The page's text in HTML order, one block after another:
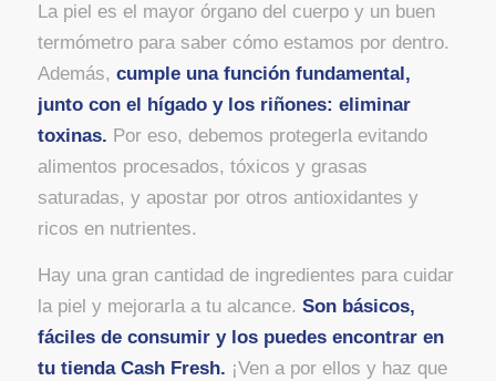
La piel es el mayor órgano del cuerpo y un buen
termómetro para saber cómo estamos por dentro.
Además, cumple una función fundamental,
junto con el hígado y los riñones: eliminar
toxinas. Por eso, debemos protegerla evitando
alimentos procesados, tóxicos y grasas
saturadas, y apostar por otros antioxidantes y
ricos en nutrientes.
Hay una gran cantidad de ingredientes para cuidar
la piel y mejorarla a tu alcance. Son básicos,
fáciles de consumir y los puedes encontrar en
tutienda Cash Fresh. ¡Ven a por ellos y haz que